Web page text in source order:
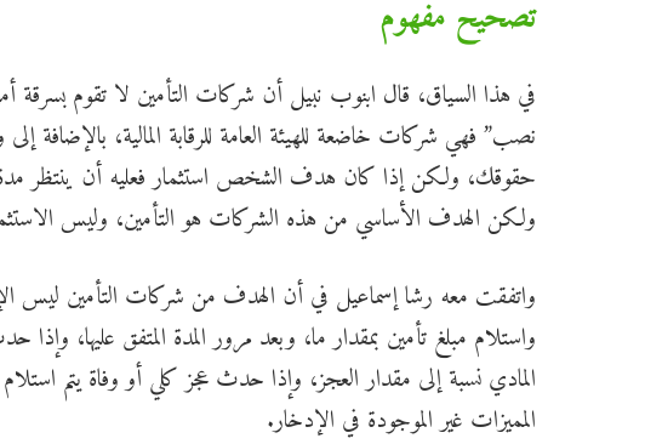
تصحيح مفهوم
في هذا السياق، قال ابنوب نبيل أن شركات التأمين لا تقوم
نصب” فهي شركات خاضعة للهيئة العامة للرقابة المالية، بالإضافة
حقوقك، ولكن إذا كان هدف الشخص استثمار فعليه أن ينتظر
ولكن الهدف الأساسي من هذه الشركات هو التأمين، وليس
واتفقت معه رشا إسماعيل في أن الهدف من شركات التأمين ليس
واستلام مبلغ تأمين بمقدار ما، وبعد مرور المدة المتفق عليها،
المادي نسبة إلى مقدار العجز، وإذا حدث عجز كلي أو وفاة يتم
المميزات غير الموجودة في الإدخار.